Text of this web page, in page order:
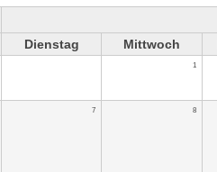
Dienstag Mittwoch
1
7 8